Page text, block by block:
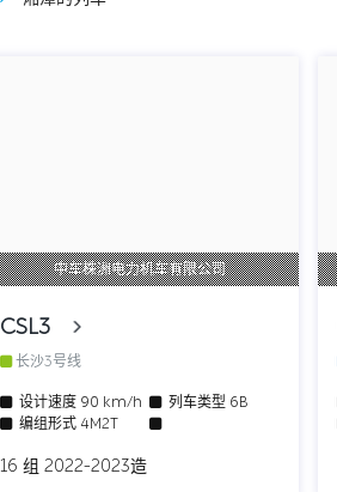
中车株洲电力机车有限公司
CSL3
长沙3号线
设计速度90 km/h 列车类型 6B
编组形式4M2T
16 组 2022-2023造